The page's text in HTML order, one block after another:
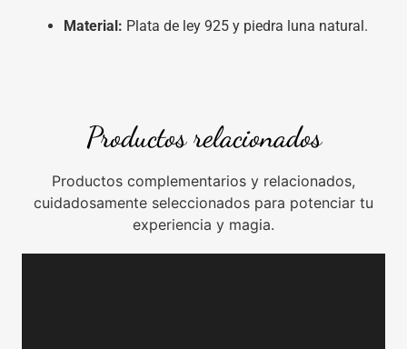
Material: Plata de ley 925 y piedra luna natural.
Productos relacionados
Productos complementarios y relacionados,
cuidadosamente seleccionados para potenciar tu
experiencia y magia.